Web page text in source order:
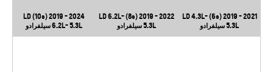
2021 - 2019 (6s) LD 4.3L-
5.3L سيلفرادو
2022 - 2019 (8s) LD 6.2L-
5.3L سيلفرادو
2024 - 2019 (10s) LD
6.2L- 5.3L سيلفرادو